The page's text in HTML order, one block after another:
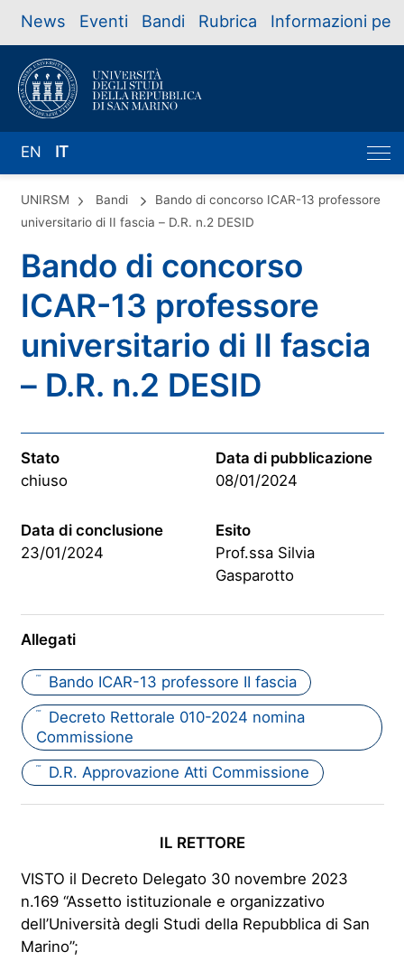
News Eventi Bandi Rubrica Informazioni per
EN IT
UNIRSM Bandi
Bando di concorso ICAR-13 professore
universitario di II fascia – D.R. n.2 DESID
Bando di concorso
ICAR-13 professore
universitario di II fascia
– D.R. n.2 DESID
Stato
chiuso
Data di pubblicazione
08/01/2024
Data di conclusione
23/01/2024
Esito
Prof.ssa Silvia
Gasparotto
Allegati
PDF Bando ICAR-13 professore II fascia
PDF
Decreto Rettorale 010-2024 nomina
Commissione
PDF D.R. Approvazione Atti Commissione
IL RETTORE
VISTO il Decreto Delegato 30 novembre 2023
n.169 “Assetto istituzionale e organizzativo
dell’Università degli Studi della Repubblica di San
Marino”;